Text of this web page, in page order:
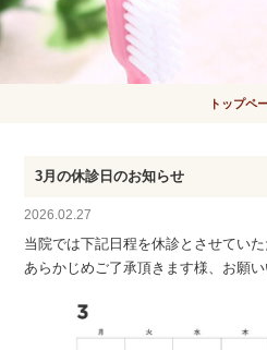
トップペ
3月の休診日のお知らせ
2026.02.27
当院では下記日程を休診とさせていた
あらかじめご了承頂きます様、お願い